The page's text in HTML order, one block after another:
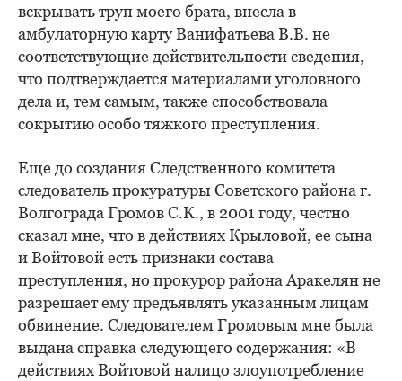
вскрывать труп моего брата, внесла в
амбулаторную карту Ванифатьева В.В. не
соответствующие действительности сведения,
что подтверждается материалами уголовного
дела и, тем самым, также способствовала
сокрытию особо тяжкого преступления.
Еще до создания Следственного комитета
следователь прокуратуры Советского района г.
Волгограда Громов С.К., в 2001 году, честно
сказал мне, что в действиях Крыловой, ее сына
и Войтовой есть признаки состава
преступления, но прокурор района Аракелян не
разрешает ему предъявлять указанным лицам
обвинение. Следователем Громовым мне была
выдана справка следующего содержания: «В
действиях Войтовой налицо злоупотребление